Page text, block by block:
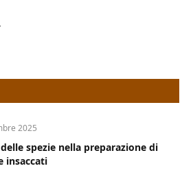
2025
spezie nella preparazione di
insaccati